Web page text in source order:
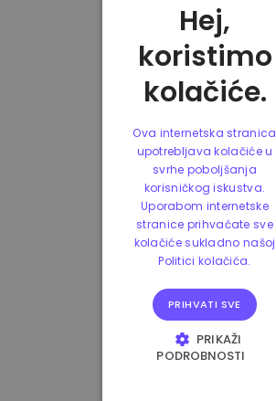
Hej,
koristimo
kolačiće.
Ova internetska stranica
upotrebljava kolačiće u
svrhe poboljšanja
korisničkog iskustva.
Uporabom internetske
stranice prihvaćate sve
kolačiće sukladno našoj
Politici kolačića.
PRIHVATI SVE
PRIKAŽI
PODROBNOSTI